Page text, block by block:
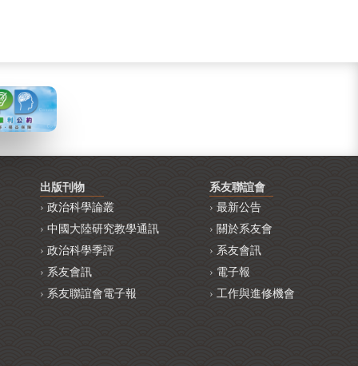
出版刊物
政治科學論叢
中國大陸研究教學通訊
政治科學季評
系友會訊
系友聯誼會電子報
系友聯誼會
最新公告
關於系友會
系友會訊
電子報
工作與進修機會